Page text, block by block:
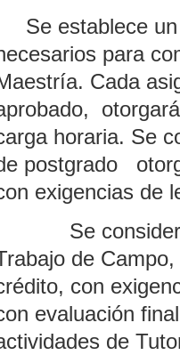
Se establece un
para
Cada
horaria. Se
postgrado
exigencias de
Se considerará
de
con
evaluación
de